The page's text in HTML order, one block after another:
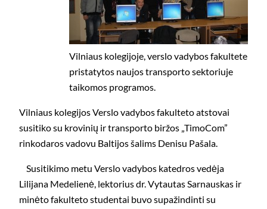
Vilniaus kolegijoje, verslo vadybos fakultete
pristatytos naujos transporto sektoriuje
taikomos programos.
Vilniaus kolegijos Verslo vadybos fakulteto atstovai
susitiko su krovinių ir transporto biržos „TimoCom”
rinkodaros vadovu Baltijos šalims Denisu Pašala.
Susitikimo metu Verslo vadybos katedros vedėja
Lilijana Medelienė, lektorius dr. Vytautas Sarnauskas ir
minėto fakulteto studentai buvo supažindinti su